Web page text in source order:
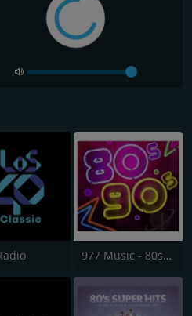
977 Music - 80s 90s Super Pop Hits